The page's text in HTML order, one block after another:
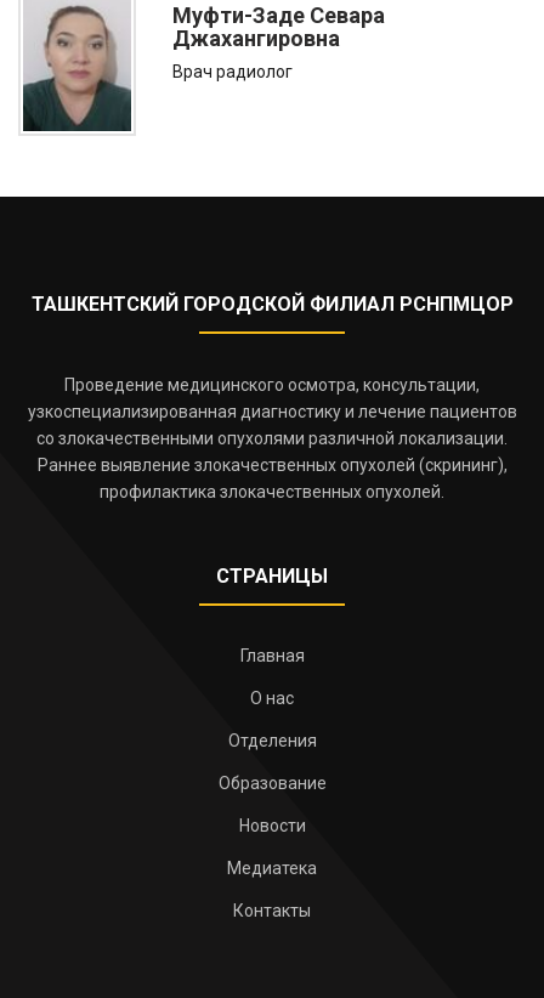
Муфти-Заде Севара
Джахангировна
Врач радиолог
ТАШКЕНТСКИЙ ГОРОДСКОЙ ФИЛИАЛ РСНПМЦОР
Проведение медицинского осмотра, консультации,
узкоспециализированная диагностику и лечение пациентов
со злокачественными опухолями различной локализации.
Раннее выявление злокачественных опухолей (скрининг),
профилактика злокачественных опухолей.
СТРАНИЦЫ
Главная
О нас
Отделения
Образование
Новости
Медиатека
Контакты